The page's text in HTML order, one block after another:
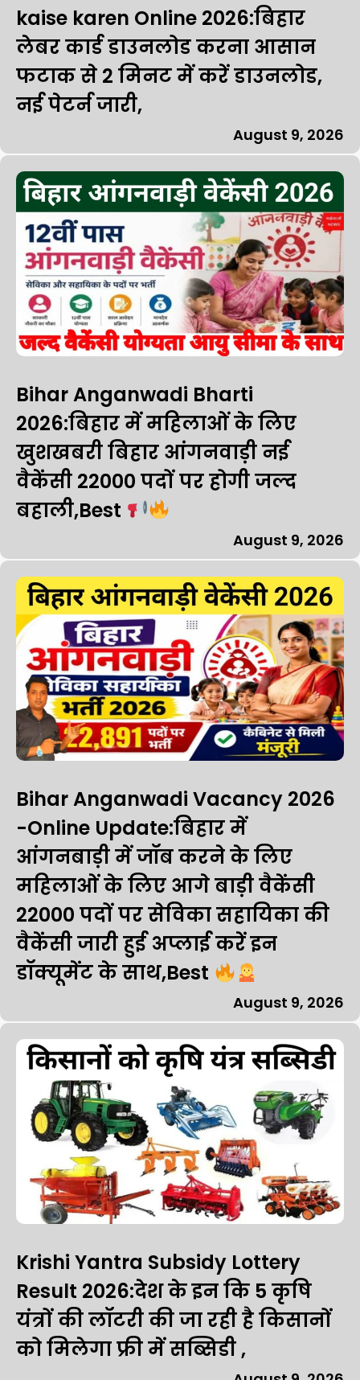
kaise karen Online 2026:बिहार
लेबर कार्ड डाउनलोड करना आसान
फटाक से 2 मिनट में करें डाउनलोड,
नई पेटर्न जारी,
August 9, 2026
Bihar Anganwadi Bharti
2026:बिहार में महिलाओं के लिए
खुशखबरी बिहार आंगनवाड़ी नई
वैकेंसी 22000 पदों पर होगी जल्द
बहाली,Best
August 9, 2026
Bihar Anganwadi Vacancy 2026
-Online Update:बिहार में
आंगनबाड़ी में जॉब करने के लिए
महिलाओं के लिए आगे बाड़ी वैकेंसी
22000 पदों पर सेविका सहायिका की
वैकेंसी जारी हुई अप्लाई करें इन
डॉक्यूमेंट के साथ,Best
August 9, 2026
Krishi Yantra Subsidy Lottery
Result 2026:देश के इन कि 5 कृषि
यंत्रों की लॉटरी की जा रही है किसानों
को मिलेगा फ्री में सब्सिडी ,